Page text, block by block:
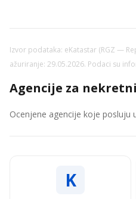
Izvor podataka: eKatastar (RGZ —
ažuriranje: 29.05.2026. Podaci su
Agencije za
Ocenjene agencije koje posluju
K